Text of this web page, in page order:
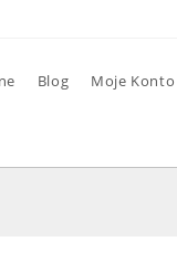
Blog Moje Konto